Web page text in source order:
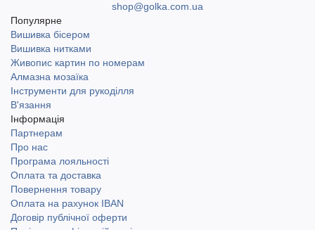
shop@golka.com.ua
Популярне
Вишивка бісером
Вишивка нитками
Живопис картин по номерам
Алмазна мозаїка
Інструменти для рукоділля
В'язання
Інформація
Партнерам
Про нас
Програма лояльності
Оплата та доставка
Повернення товару
Оплата на рахунок IBAN
Договір публічної оферти